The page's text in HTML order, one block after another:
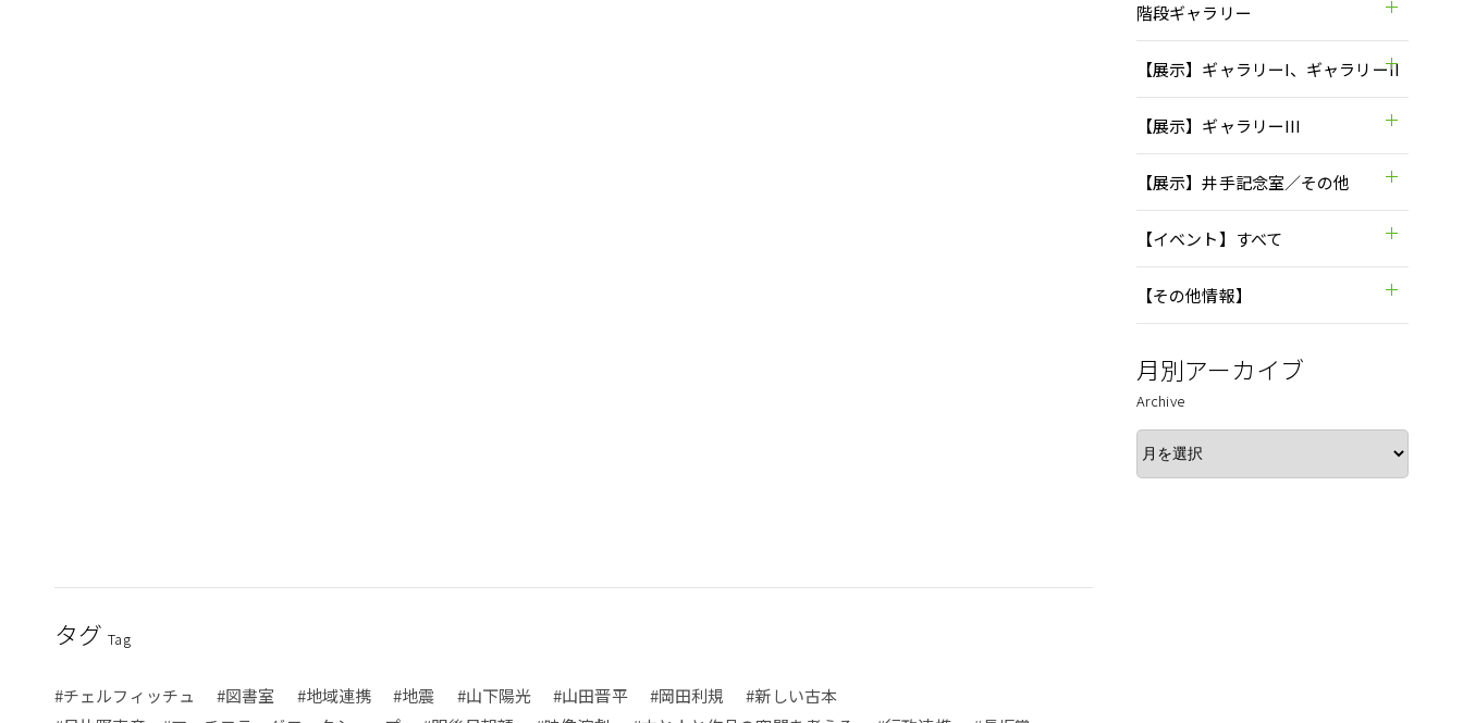
階段ギャラリー
【展示】ギャラリーI、ギャラリーII
【展示】ギャラリーIII
【展示】井手記念室／その他
【イベント】すべて
【その他情報】
月別アーカイブ
Archive
タグTag
#チェルフィッチュ #図書室 #地域連携 #地震 #山下陽光 #山田晋平 #岡田利規
#新しい古本